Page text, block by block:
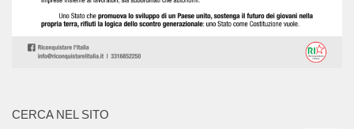
CERCA NEL SITO